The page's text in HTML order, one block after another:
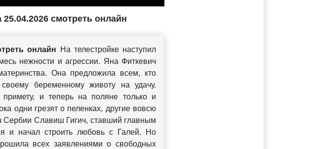
смотреть онлайн
онлайн
На телестройке наступил
нежности и агрессии. Яна Фиткевич
Она предложила всем, кто
беременному животу на удачу.
и теперь на поляне только и
одни грезят о пеленках, другие вовсю
Сербии Славиш Гигич, ставший главным
и начал строить любовь с Галей. Но
всех заявлениями о свободных